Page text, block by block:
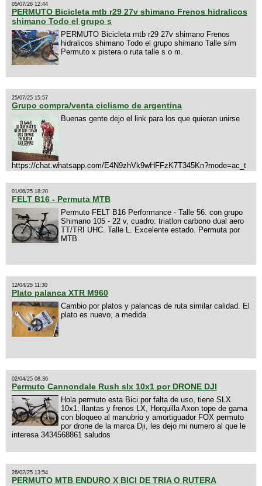
05/07/26 12:44
PERMUTO Bicicleta mtb r29 27v shimano Frenos hidralicos
shimano Todo el grupo s
PERMUTO Bicicleta mtb r29 27v shimano Frenos
hidralicos shimano Todo el grupo shimano Talle s/m
Permuto x pistera o ruta talle s o m.
25/07/25 15:57
Grupo compra/venta ciclismo de argentina
Buenas gente dejo el link para los que quieran unirse
https://chat.whatsapp.com/E4N9zhVk9wHFFzK7T345Kn?mode=ac_t
01/06/25 18:20
FELT B16 - Permuta MTB
Permuto FELT B16 Performance - Talle 56. con grupo
Shimano 105 - 22 v, cuadro: triatlon carbono dual aero
TT/TRI UHC. Talle L. Excelente estado. Permuta por
MTB.
12/04/25 11:30
Plato palanca XTR M960
Cambio por platos y palancas de ruta similar calidad. El
plato es nuevo, a medida.
02/04/25 08:36
Permuto Cannondale Rush slx 10x1 por DRONE DJI
Hola permuto esta Bici por falta de uso, tiene SLX
10x1, llantas y frenos LX, Horquilla Axon tope de gama
con bloqueo al manubrio y amortiguador FOX permuto
por drone de la marca Dji, les dejo mi numero al que le
interesa 3434568861 saludos
26/02/25 13:54
PERMUTO MTB ENDURO X BICI DE TRIA O RUTERA